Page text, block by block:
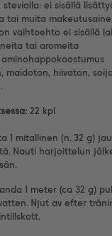
ei sisällä
tai muita
vaihtoehto ei sisällä
tai aromeita
maidoton, hiivaton,
22 kpl
1 mitallinen (n. 32 g)
Nauti harjoittelun
1 meter (ca 32 g)
Njut av efter